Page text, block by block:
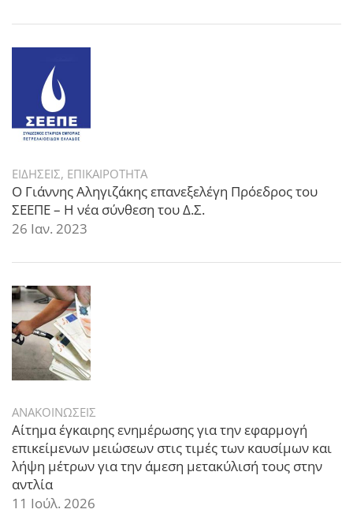
ΕΙΔΗΣΕΙΣ, ΕΠΙΚΑΙΡΟΤΗΤΑ
Ο Γιάννης Αληγιζάκης επανεξελέγη Πρόεδρος του
ΣΕΕΠΕ – Η νέα σύνθεση του Δ.Σ.
26 Ιαν. 2023
ΑΝΑΚΟΙΝΩΣΕΙΣ
Αίτημα έγκαιρης ενημέρωσης για την εφαρμογή
επικείμενων μειώσεων στις τιμές των καυσίμων και
λήψη μέτρων για την άμεση μετακύλισή τους στην
αντλία
11 Ιούλ. 2026